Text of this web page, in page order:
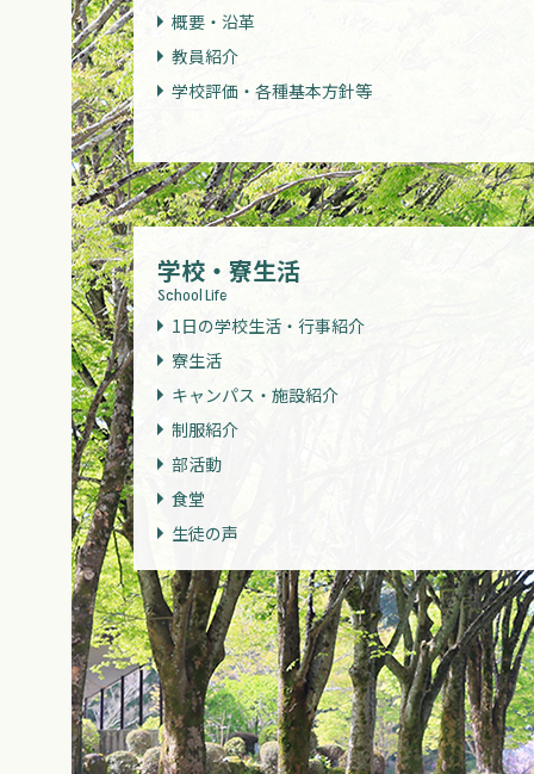
概要・沿革
教員紹介
学校評価・各種基本方針等
学校・寮生活
School Life
1日の学校生活・行事紹介
寮生活
キャンパス・施設紹介
制服紹介
部活動
食堂
生徒の声